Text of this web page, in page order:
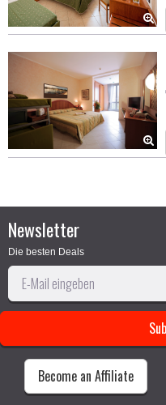
Newsletter
Die besten Deals
Become an Affiliate